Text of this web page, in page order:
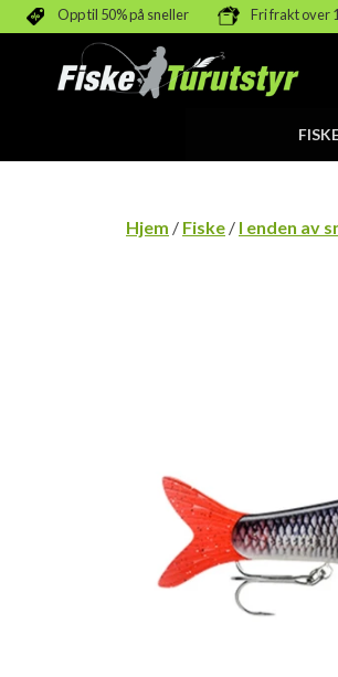
Opp til 50% på sneller Fri frakt over
Hjem / Fiske / I enden av